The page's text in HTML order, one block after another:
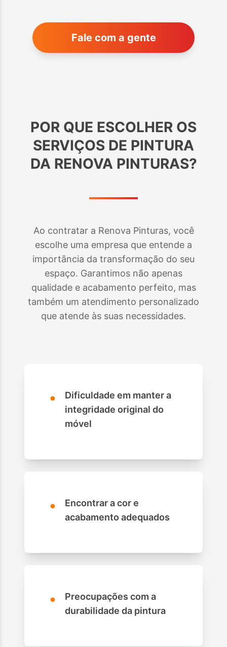
Fale com a gente
POR QUE ESCOLHER OS
SERVIÇOS DE PINTURA
DA RENOVA PINTURAS?
Ao contratar a Renova Pinturas, você
escolhe uma empresa que entende a
importância da transformação do seu
espaço. Garantimos não apenas
qualidade e acabamento perfeito, mas
também um atendimento personalizado
que atende às suas necessidades.
•
Dificuldade em manter a
integridade original do
móvel
•
Encontrar a cor e
acabamento adequados
•
Preocupações com a
durabilidade da pintura